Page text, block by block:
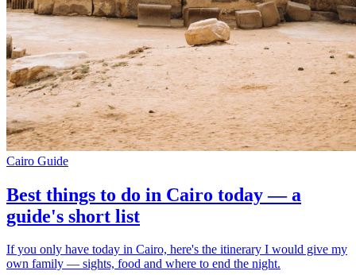
Cairo Guide
Best things to do in Cairo today — a
guide's short list
If you only have today in Cairo, here's the itinerary I would give my
own family — sights, food and where to end the night.